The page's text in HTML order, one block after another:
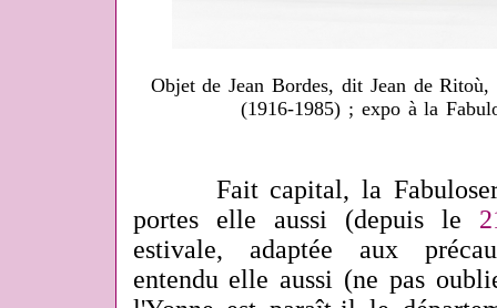
Objet de Jean Bordes, dit Jean de
(1916-1985) ; expo à la
Fait capital, la
portes elle aussi (depuis le
estivale, adaptée aux
entendu elle aussi (ne pas